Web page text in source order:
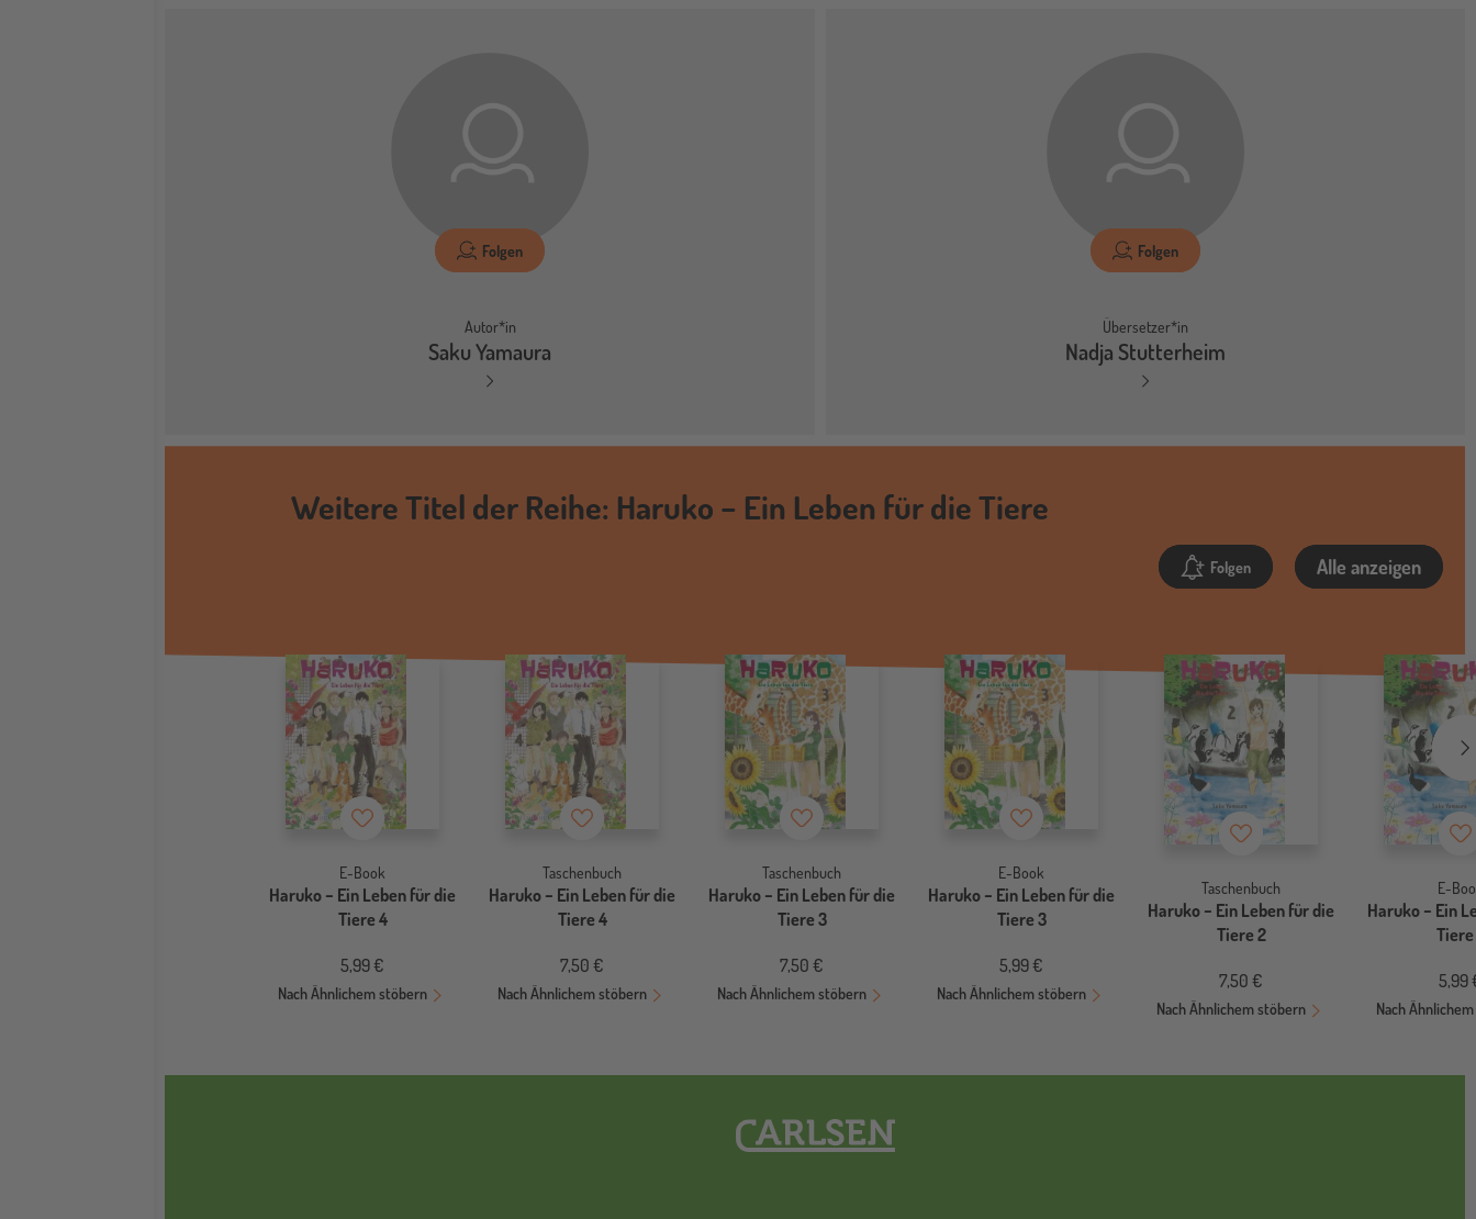
Folgen
Autor*in
Saku Yamaura
Folgen
Übersetzer*in
Nadja Stutterheim
Weitere Titel der Reihe: Haruko − Ein Leben für die Tiere
Folgen Alle anzeigen
Merkzettel
E-Book
Haruko − Ein Leben für die
Tiere 4
5,99 €
Nach Ähnlichem stöbern
Merkzettel
Taschenbuch
Haruko − Ein Leben für die
Tiere 4
7,50 €
Nach Ähnlichem stöbern
Merkzettel
Taschenbuch
Haruko − Ein Leben für die
Tiere 3
7,50 €
Nach Ähnlichem stöbern
Merkzettel
E-Book
Haruko − Ein Leben für die
Tiere 3
5,99 €
Nach Ähnlichem stöbern
Merkzettel
Taschenbuch
Haruko − Ein Leben für die
Tiere 2
7,50 €
Nach Ähnlichem stöbern
E-
Haruko − Ein
Tiere
5,99
Nach